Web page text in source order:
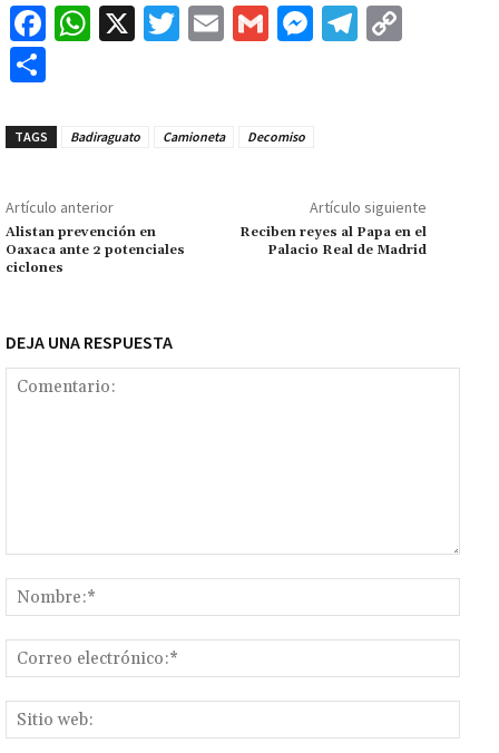
Fa
o
k
W
sA
p
X
T
er
E
l
G
l
M
r
Te
n
k
m
ar
tir
TAGS Badiraguato Camioneta Decomiso
Artículo anterior
Alistan prevención en
Oaxaca ante 2 potenciales
ciclones
Artículo siguiente
Reciben reyes al Papa en el
Palacio Real de Madrid
DEJA UNA RESPUESTA
web: